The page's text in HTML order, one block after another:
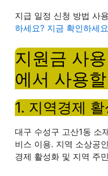
지급 일정 신청 방법 사
하세요? 지금 확인하세
지원금 사
에서 사용
1. 지역경제
대구 수성구 고산1동 소
비스 이용. 지역 소상공
경제 활성화 및 지역 주